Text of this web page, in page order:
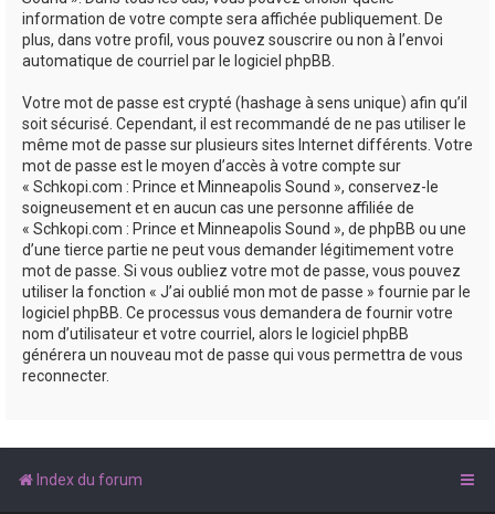
information de votre compte sera affichée publiquement. De
plus, dans votre profil, vous pouvez souscrire ou non à l’envoi
automatique de courriel par le logiciel phpBB.
Votre mot de passe est crypté (hashage à sens unique) afin qu’il
soit sécurisé. Cependant, il est recommandé de ne pas utiliser le
même mot de passe sur plusieurs sites Internet différents. Votre
mot de passe est le moyen d’accès à votre compte sur
« Schkopi.com : Prince et Minneapolis Sound », conservez-le
soigneusement et en aucun cas une personne affiliée de
« Schkopi.com : Prince et Minneapolis Sound », de phpBB ou une
d’une tierce partie ne peut vous demander légitimement votre
mot de passe. Si vous oubliez votre mot de passe, vous pouvez
utiliser la fonction « J’ai oublié mon mot de passe » fournie par le
logiciel phpBB. Ce processus vous demandera de fournir votre
nom d’utilisateur et votre courriel, alors le logiciel phpBB
générera un nouveau mot de passe qui vous permettra de vous
reconnecter.
Index du forum